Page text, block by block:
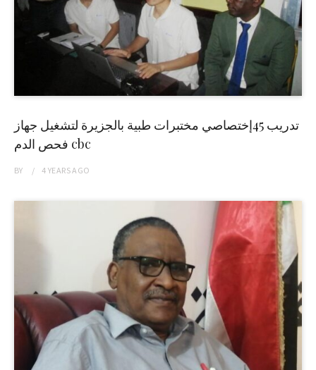
تدريب 45إختصاصي مختبرات طبية بالجزيرة لتشغيل جهاز
فحص الدم cbc
BY 4 YEARSAGO